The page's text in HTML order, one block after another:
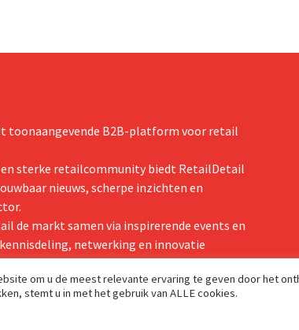
toonaangevende B2B-platform voor retail
sterke retailcommunity biedt RetailDetail
nieuws, scherpe inzichten en
de markt samen via inspirerende events en
netwerking en innovatie
om u de meest relevante ervaring te geven door het
stemt u in met het gebruik van ALLE cookies.